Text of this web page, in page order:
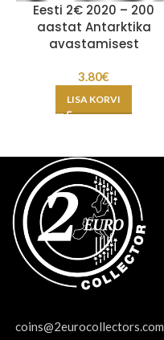
Eesti 2€ 2020 – 200
aastat Antarktika
avastamisest
3.80€
LISA KORVI
coins@2eurocollectors.com